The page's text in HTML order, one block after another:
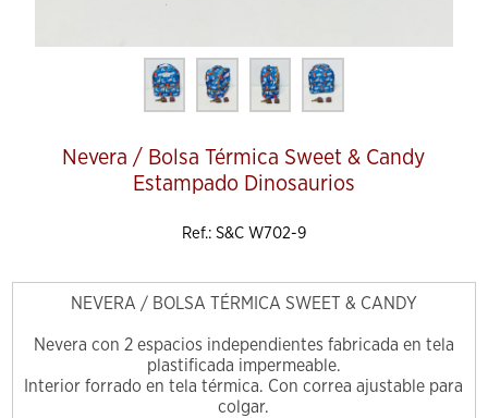
Nevera / Bolsa Térmica Sweet & Candy
Estampado Dinosaurios
Ref.: S&C W702-9
NEVERA / BOLSA TÉRMICA SWEET & CANDY
Nevera con 2 espacios independientes fabricada en tela
plastificada impermeable.
Interior forrado en tela térmica. Con correa ajustable para
colgar.